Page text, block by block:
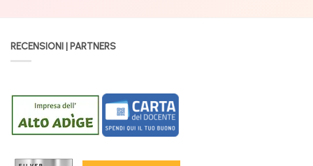
RECENSIONI | PARTNERS